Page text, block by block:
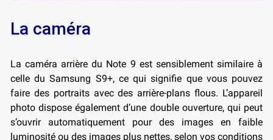
La caméra
La caméra arrière du Note 9 est sensiblement similaire à
celle du Samsung S9+, ce qui signifie que vous pouvez
faire des portraits avec des arrière-plans flous. L’appareil
photo dispose également d’une double ouverture, qui peut
s’ouvrir automatiquement pour des images en faible
luminosité ou des images plus nettes, selon vos conditions